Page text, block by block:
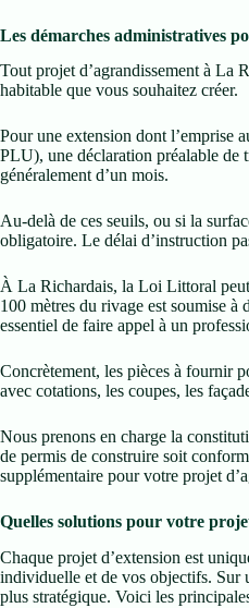
Les démarches administratives
Tout projet d’agrandissement à La
habitable que vous souhaitez créer.
Pour une extension dont l’emprise
PLU), une déclaration préalable de
généralement d’un mois.
Au-delà de ces seuils, ou si la
obligatoire. Le délai d’instruction
À La Richardais, la Loi Littoral peut
100 mètres du rivage est soumise
essentiel de faire appel à un
Concrètement, les pièces à fournir
avec cotations, les coupes, les
Nous prenons en charge la
de permis de construire soit
supplémentaire pour votre projet
Quelles solutions pour votre
Chaque projet d’extension est
individuelle et de vos objectifs. Sur
plus stratégique. Voici les